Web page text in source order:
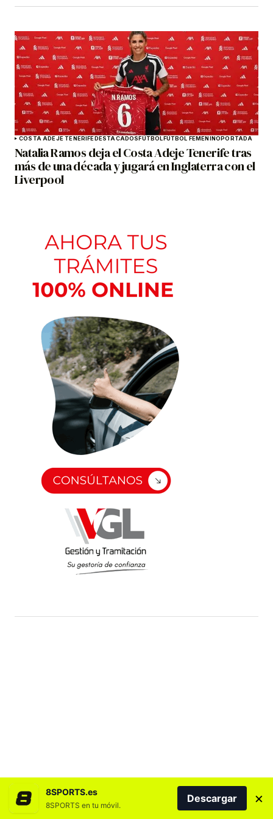
COSTA ADEJE TENERIFEDESTACADOSFÚTBOLFÚTBOL FEMENINOPORTADA
Natalia Ramos deja el Costa Adeje Tenerife tras
más de una década y jugará en Inglaterra con el
Liverpool
8SPORTS.es
8SPORTS en tu móvil.
Descargar ×